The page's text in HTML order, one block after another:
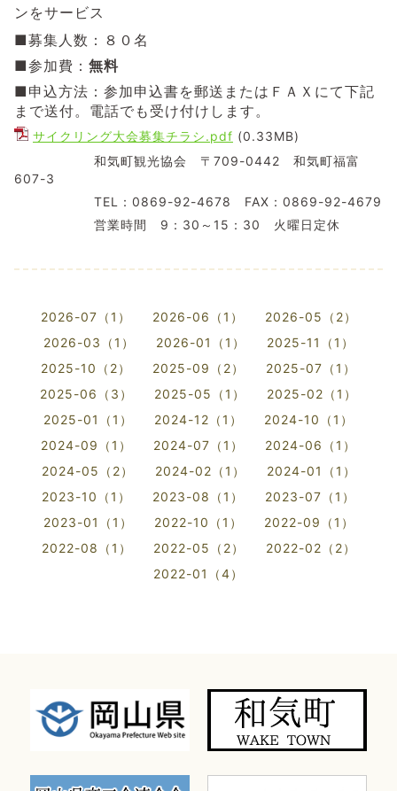
ンをサービス
■募集人数：８０名
■参加費： 無料
■申込方法：参加申込書を郵送またはＦＡＸにて下記
まで送付。電話でも受け付けします。
サイクリング大会募集チラシ.pdf (0.33MB)
和気町観光協会 〒709-0442 和気町福富
607-3
TEL：0869-92-4678 FAX：0869-92-4679
営業時間 9：30～15：30 火曜日定休
2026-07（1） 2026-06（1）
2026-05（2）
2026-03（1）
2026-01（1）
2025-11（1）
2025-10（2）
2025-09（2）
2025-07（1）
2025-06（3）
2025-05（1）
2025-02（1）
2025-01（1）
2024-12（1）
2024-10（1）
2024-09（1）
2024-07（1）
2024-06（1）
2024-05（2）
2024-02（1）
2024-01（1）
2023-10（1）
2023-08（1）
2023-07（1）
2023-01（1）
2022-10（1）
2022-09（1）
2022-08（1）
2022-05（2）
2022-02（2）
2022-01（4）